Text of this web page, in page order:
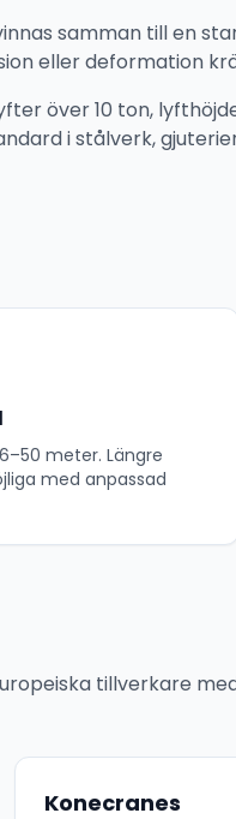
samman till en
eller deformation
över 10 ton,
i stålverk,
meter. Längre
med anpassad
tillverkare
Konecranes